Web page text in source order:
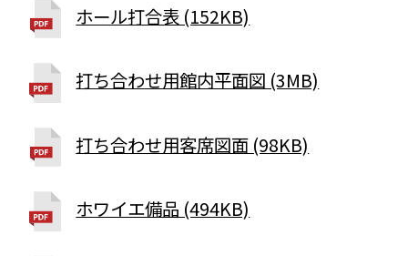
ホール打合表 (152KB)
打ち合わせ用館内平面図 (3MB)
打ち合わせ用客席図面 (98KB)
ホワイエ備品 (494KB)